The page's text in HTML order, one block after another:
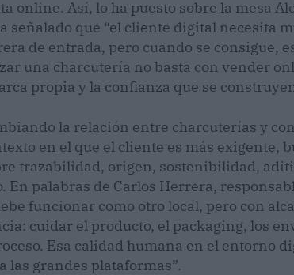
online. Así, lo ha puesto sobre la mesa
señalado que “el cliente digital necesita
de entrada, pero cuando se consigue,
una charcutería no basta con vender
propia y la confianza que se
la relación entre charcuterías y
en el que el cliente es más exigente,
trazabilidad, origen, sostenibilidad,
En palabras de Carlos Herrera,
funcionar como otro local, pero con
cuidar el producto, el packaging, los
Esa calidad humana en el entorno
las grandes plataformas”.